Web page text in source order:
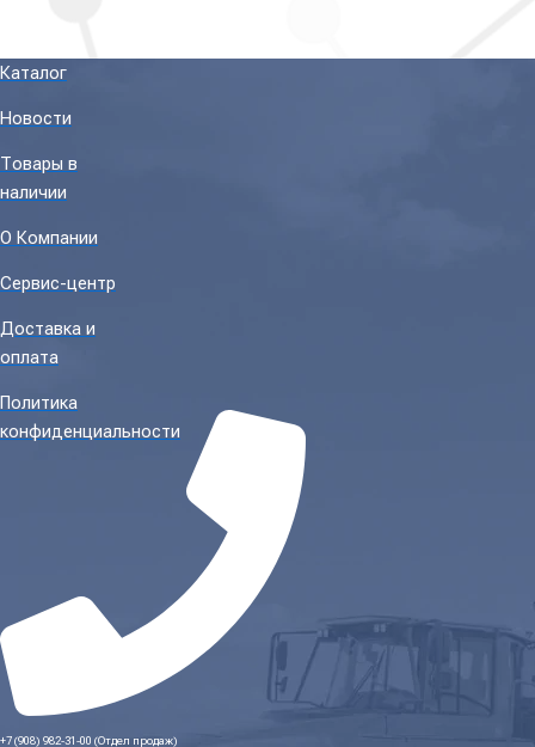
Каталог
Новости
Товары в
наличии
О Компании
Сервис-центр
Доставка и
оплата
Политика
конфиденциальности
+7 (908) 982-31-00 (Отдел продаж)